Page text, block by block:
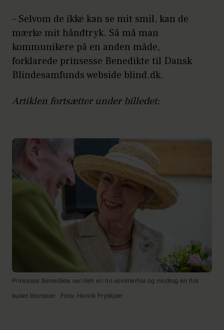
– Selvom de ikke kan se mit smil, kan de
mærke mit håndtryk. Så må man
kommunikere på en anden måde,
forklarede prinsesse Benedikte til Dansk
Blindesamfunds webside blind.dk.
Artiklen fortsætter under billedet:
Prinsesse Benedikte var iført en fin sommerhat og modtog en flot
buket blomster. Foto: Henrik Frydkjær